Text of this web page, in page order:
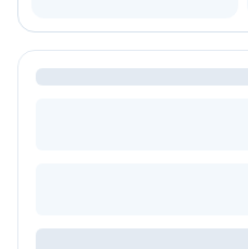
Ceai
Bacanie
BLACK FRIDAY
Contact